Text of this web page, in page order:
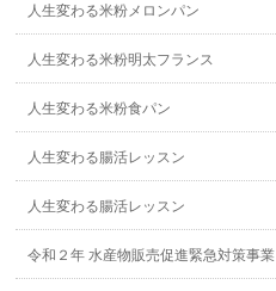
人生変わる米粉メロンパン
人生変わる米粉明太フランス
人生変わる米粉食パン
人生変わる腸活レッスン
人生変わる腸活レッスン
令和２年 水産物販売促進緊急対策事業